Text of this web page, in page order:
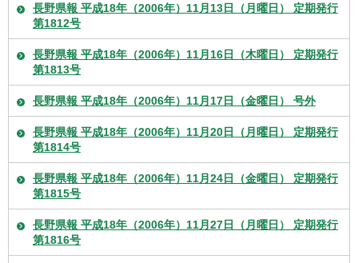
長野県報 平成18年（2006年）11月13日（月曜日） 定期発行
第1812号
長野県報 平成18年（2006年）11月16日（木曜日） 定期発行
第1813号
長野県報 平成18年（2006年）11月17日（金曜日） 号外
長野県報 平成18年（2006年）11月20日（月曜日） 定期発行
第1814号
長野県報 平成18年（2006年）11月24日（金曜日） 定期発行
第1815号
長野県報 平成18年（2006年）11月27日（月曜日） 定期発行
第1816号